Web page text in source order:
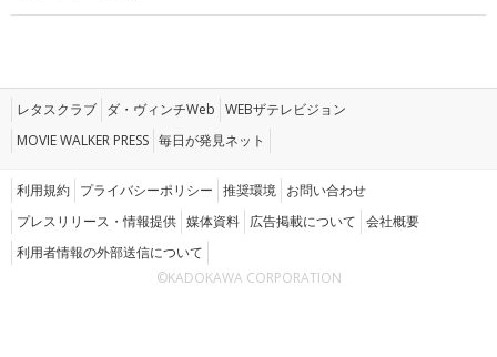
レタスクラブ ダ・ヴィンチWeb WEBザテレビジョン
MOVIE WALKER PRESS 毎日が発見ネット
利用規約 プライバシーポリシー 推奨環境 お問い合わせ
プレスリリース・情報提供 媒体資料 広告掲載について 会社概要
利用者情報の外部送信について
©KADOKAWA CORPORATION